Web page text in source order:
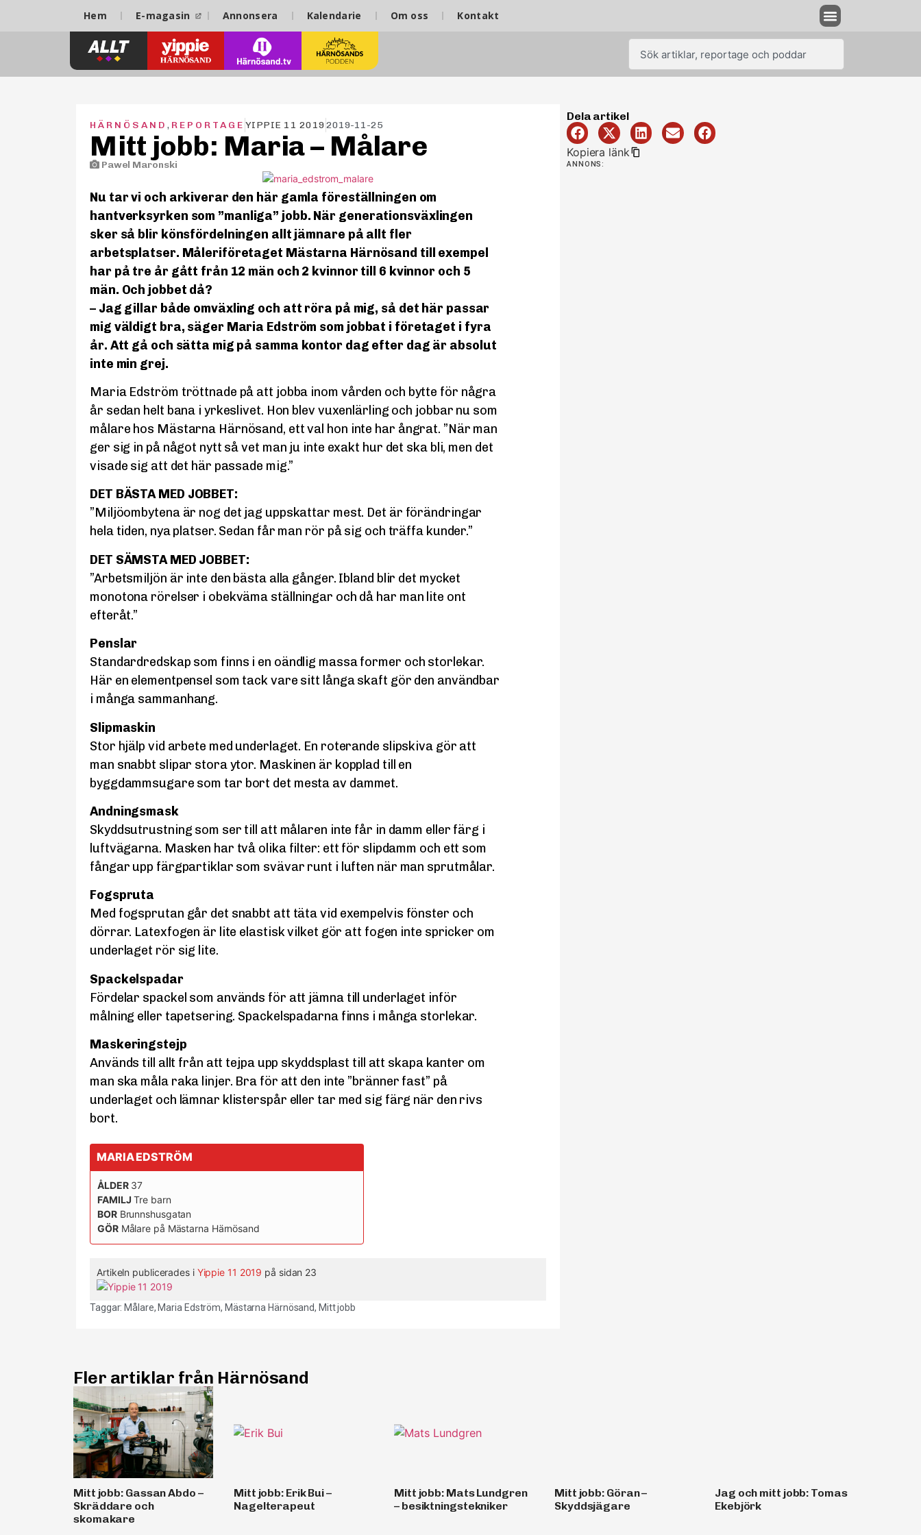
Hem E-magasin Annonsera Kalendarie Om oss Kontakt
HÄRNÖSAND , REPORTAGE YIPPIE 11 20192019-11-25
Mitt jobb: Maria – Målare
Pawel Maronski
Nu tar vi och arkiverar den här gamla föreställningen om
hantverksyrken som ”manliga” jobb. När generationsväxlingen
sker så blir könsfördelningen allt jämnare på allt fler
arbetsplatser. Måleriföretaget Mästarna Härnösand till exempel
har på tre år gått från 12 män och 2 kvinnor till 6 kvinnor och 5
män. Och jobbet då?
– Jag gillar både omväxling och att röra på mig, så det här passar
mig väldigt bra, säger Maria Edström som jobbat i företaget i fyra
år. Att gå och sätta mig på samma kontor dag efter dag är absolut
inte min grej.
Maria Edström tröttnade på att jobba inom vården och bytte för några
år sedan helt bana i yrkeslivet. Hon blev vuxenlärling och jobbar nu som
målare hos Mästarna Härnösand, ett val hon inte har ångrat. ”När man
ger sig in på något nytt så vet man ju inte exakt hur det ska bli, men det
visade sig att det här passade mig.”
DET BÄSTA MED JOBBET:
”Miljöombytena är nog det jag uppskattar mest. Det är förändringar
hela tiden, nya platser. Sedan får man rör på sig och träffa kunder.”
DET SÄMSTA MED JOBBET:
”Arbetsmiljön är inte den bästa alla gånger. Ibland blir det mycket
monotona rörelser i obekväma ställningar och då har man lite ont
efteråt.”
Penslar
Standardredskap som finns i en oändlig massa former och storlekar.
Här en elementpensel som tack vare sitt långa skaft gör den användbar
i många sammanhang.
Slipmaskin
Stor hjälp vid arbete med underlaget. En roterande slipskiva gör att
man snabbt slipar stora ytor. Maskinen är kopplad till en
byggdammsugare som tar bort det mesta av dammet.
Andningsmask
Skyddsutrustning som ser till att målaren inte får in damm eller färg i
luftvägarna. Masken har två olika filter: ett för slipdamm och ett som
fångar upp färgpartiklar som svävar runt i luften när man sprutmålar.
Fogspruta
Med fogsprutan går det snabbt att täta vid exempelvis fönster och
dörrar. Latexfogen är lite elastisk vilket gör att fogen inte spricker om
underlaget rör sig lite.
Spackelspadar
Fördelar spackel som används för att jämna till underlaget inför
målning eller tapetsering. Spackelspadarna finns i många storlekar.
Maskeringstejp
Används till allt från att tejpa upp skyddsplast till att skapa kanter om
man ska måla raka linjer. Bra för att den inte ”bränner fast” på
underlaget och lämnar klisterspår eller tar med sig färg när den rivs
bort.
MARIA EDSTRÖM
ÅLDER37
FAMILJ Tre barn
BORBrunnshusgatan
GÖRMålare på Mästarna Härnösand
Artikeln publicerades i Yippie 11 2019 på sidan 23
Taggar:Målare,Maria Edström, Mästarna Härnösand, Mitt jobb
Dela artikel
Kopiera länk
ANNONS:
Fler artiklar från Härnösand
Mitt jobb: Gassan Abdo –
Skräddare och
skomakare
Mitt jobb: Erik Bui –
Nagelterapeut
Mitt jobb: Mats Lundgren
– besiktningstekniker
Mitt jobb: Göran –
Skyddsjägare
Jag och mitt jobb: Tomas
Ekebjörk